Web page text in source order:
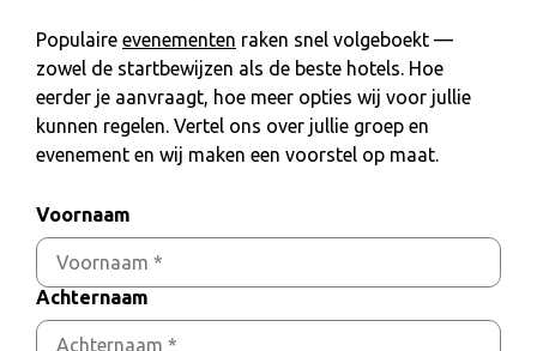
Populaire evenementen raken snel volgeboekt —
zowel de startbewijzen als de beste hotels. Hoe
eerder je aanvraagt, hoe meer opties wij voor jullie
kunnen regelen. Vertel ons over jullie groep en
evenement en wij maken een voorstel op maat.
Voornaam
Achternaam